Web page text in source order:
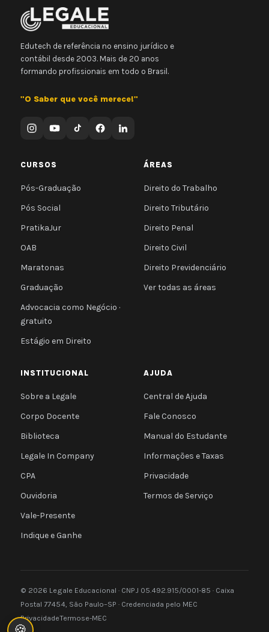
Edutech de referência no ensino jurídico e
contábil desde 2003. Mais de 20 anos
formando profissionais em todo o Brasil.
"O Saber que você merece!"
CURSOS
Pós-Graduação
Pós Social
PratikaJur
OAB
Maratonas
Graduação
Advocacia como Negócio ·
gratuito
Estágio em Direito
ÁREAS
Direito do Trabalho
Direito Tributário
Direito Penal
Direito Civil
Direito Previdenciário
Ver todas as áreas
INSTITUCIONAL
Sobre a Legale
Corpo Docente
Biblioteca
Legale In Company
CPA
Ouvidoria
Vale-Presente
Indique e Ganhe
AJUDA
Central de Ajuda
Fale Conosco
Manual do Estudante
Informações e Taxas
Privacidade
Termos de Serviço
© 2026 Legale Educacional · CNPJ 05.492.915/0001-85 · Caixa
Postal 77454, São Paulo–SP · Credenciada pelo MEC
PrivacidadeTermose-MEC